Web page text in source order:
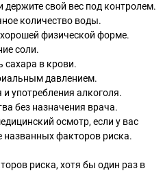
свой вес под контролем.
количество воды.
физической форме.
соли.
сахара в крови.
давлением.
употребления алкоголя.
без назначения врача.
осмотр, если у вас
названных факторов риска.
риска, хотя бы один раз в